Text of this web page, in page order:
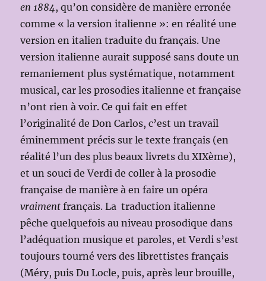
en 1884 , qu’on considère de manière erronée
comme « la version italienne »: en réalité une
version en italien traduite du français. Une
version italienne aurait supposé sans doute un
remaniement plus systématique, notamment
musical, car les prosodies italienne et française
n’ont rien à voir. Ce qui fait en effet
l’originalité de Don Carlos, c’est un travail
éminemment précis sur le texte français (en
réalité l’un des plus beaux livrets du XIXème),
et un souci de Verdi de coller à la prosodie
française de manière à en faire un opéra
vraiment français. La traduction italienne
pêche quelquefois au niveau prosodique dans
l’adéquation musique et paroles, et Verdi s’est
toujours tourné vers des librettistes français
(Méry, puis Du Locle, puis, après leur brouille,